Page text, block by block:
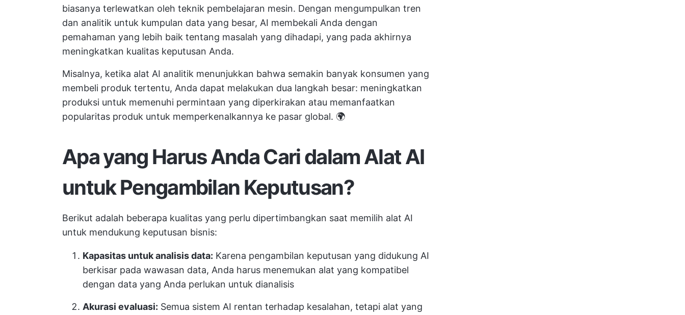
biasanya terlewatkan oleh teknik pembelajaran mesin. Dengan mengumpulkan tren
dan analitik untuk kumpulan data yang besar, AI membekali Anda dengan
pemahaman yang lebih baik tentang masalah yang dihadapi, yang pada akhirnya
meningkatkan kualitas keputusan Anda.
Misalnya, ketika alat AI analitik menunjukkan bahwa semakin banyak konsumen yang
membeli produk tertentu, Anda dapat melakukan dua langkah besar: meningkatkan
produksi untuk memenuhi permintaan yang diperkirakan atau memanfaatkan
popularitas produk untuk memperkenalkannya ke pasar global. 🌍
Apa yang Harus Anda Cari dalam Alat AI
untuk Pengambilan Keputusan?
Berikut adalah beberapa kualitas yang perlu dipertimbangkan saat memilih alat AI
untuk mendukung keputusan bisnis:
Kapasitas untuk analisis data: Karena pengambilan keputusan yang didukung AI
berkisar pada wawasan data, Anda harus menemukan alat yang kompatibel
dengan data yang Anda perlukan untuk dianalisis
Akurasi evaluasi: Semua sistem AI rentan terhadap kesalahan, tetapi alat yang